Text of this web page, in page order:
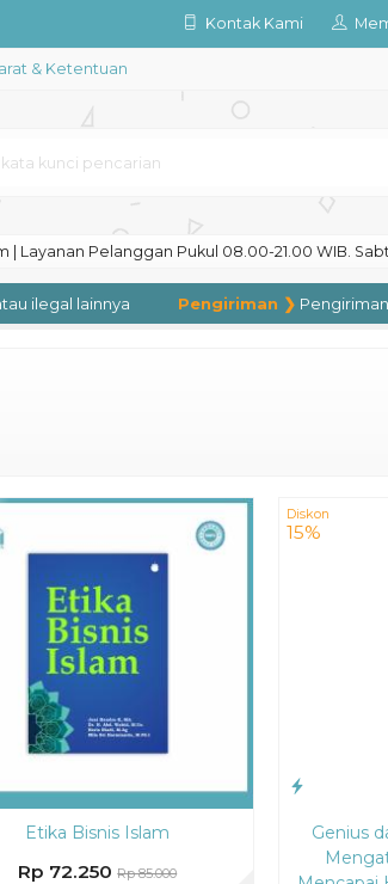
Kontak Kami
& Ketentuan
| Layanan Pelanggan Pukul 08.00-21.00 WIB.
lainnya Pengiriman ❯Pengiriman ke
Etika Bisnis Islam
Rp 72.250 Rp 85.000
Diskon
15%
Genius